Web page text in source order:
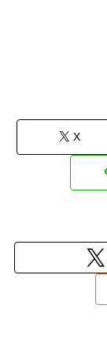
X